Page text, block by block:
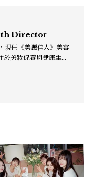
Director
現任《美麗佳人》美容
於美妝保養與健康生活
之下都關心。擅長將皮
香水新知與日常實踐串